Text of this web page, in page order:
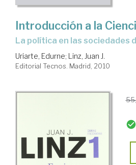
Introducción a la
la política en las sociedades
Uriarte, Edurne; Linz, Juan J.
Editorial Tecnos. Madrid, 2010